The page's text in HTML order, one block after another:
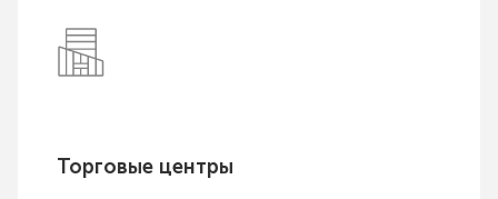
Торговые центры